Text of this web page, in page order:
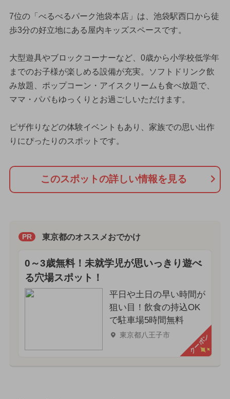
7位の「べるべるパーク池袋本店」は、池袋駅西口から徒
歩3分の好立地にある屋内キッズスペースです。
大型遊具やブロックコーナーなど、0歳から小学校低学年
までのお子様が楽しめる設備が充実。ソフトドリンク飲
み放題、ポップコーン・アイスクリームも食べ放題で、
ママ・パパもゆっくりとお過ごしいただけます。
ピザ作りなどの体験イベントもあり、家族での思い出作
りにぴったりのスポットです。
このスポットの詳しい情報を見る
PR 東京都のオススメおでかけ
0～3歳無料！未就学児が思いっきり遊べ
る穴場スポット！
平日や土日の早い時間が
狙い目！飲食の持込OK
で駐車場5時間無料
東京都八王子市 クーポン